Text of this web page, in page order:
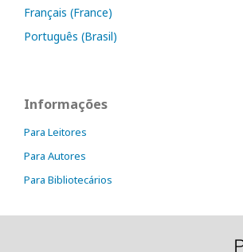
Français (France)
Português (Brasil)
Informações
Para Leitores
Para Autores
Para Bibliotecários